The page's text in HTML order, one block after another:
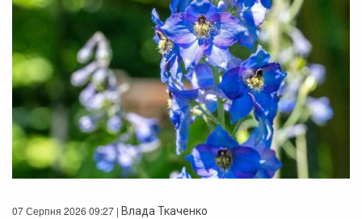
07 Серпня 2026 09:27 | Влада Ткаченко